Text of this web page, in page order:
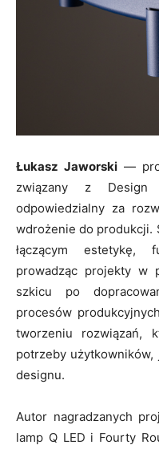
Łukasz Jaworski —
związany z Design
odpowiedzialny za
wdrożenie do produkcji.
łączącym estetykę,
prowadząc projekty w
szkicu po
procesów
tworzeniu rozwiązań,
potrzeby użytkowników,
designu.
Autor nagradzanych
lamp Q LED i Fourty